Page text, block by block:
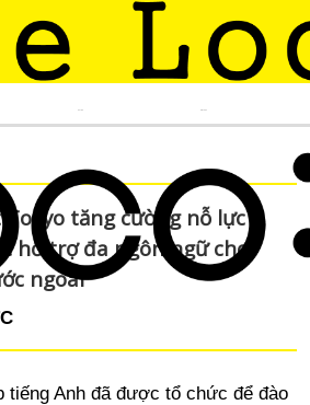
Tokyo tăng cường nỗ lực
hỗ trợ đa ngôn ngữ cho
ngoài
tiếng Anh đã được tổ chức để đào